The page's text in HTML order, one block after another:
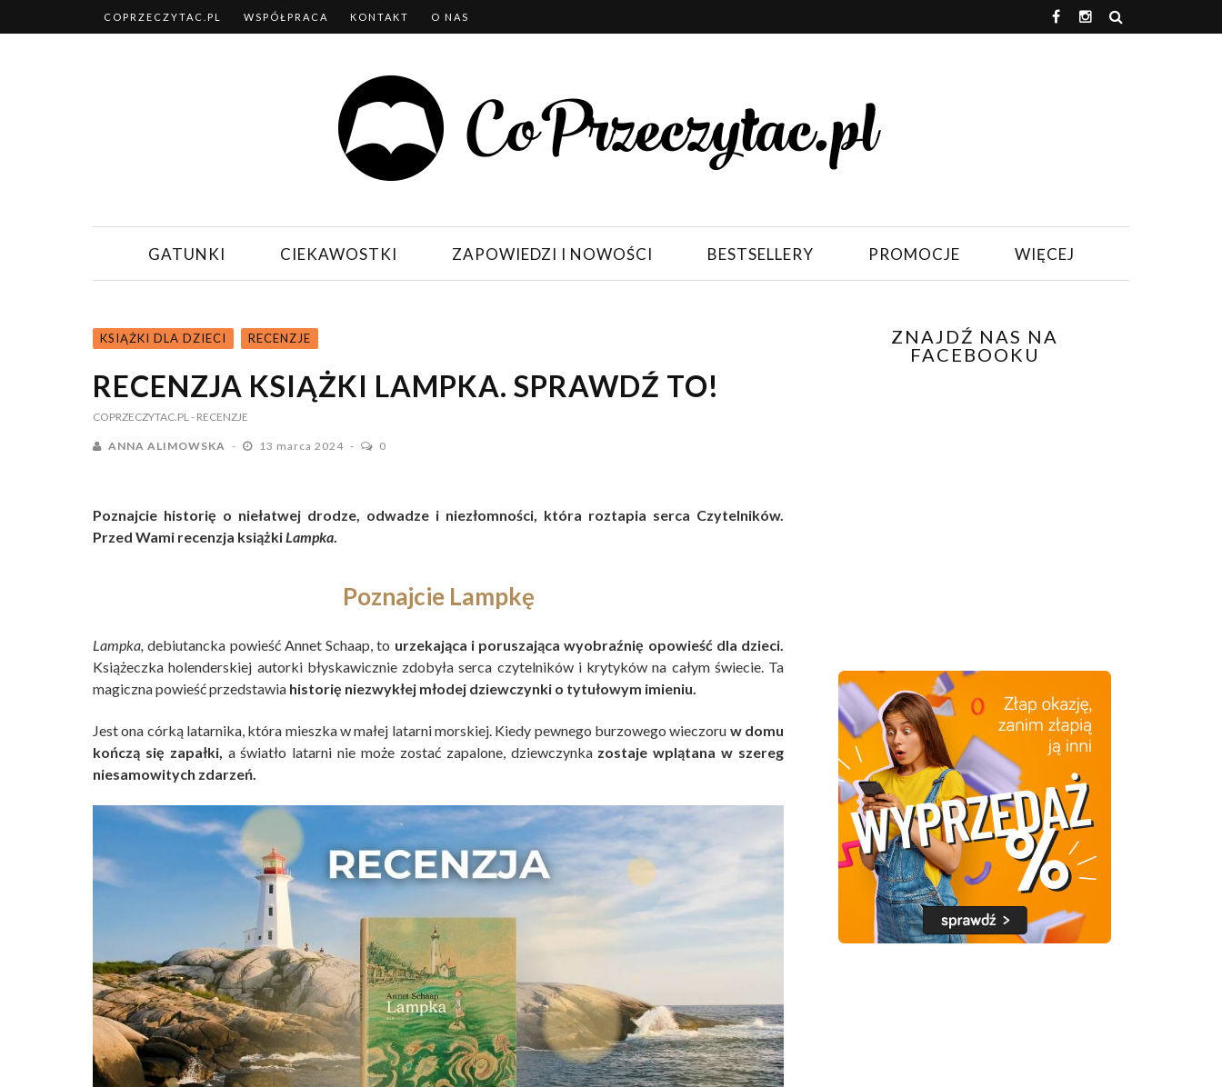
COPRZECZYTAC.PL WSPÓŁPRACA KONTAKT O NAS
GATUNKI CIEKAWOSTKI ZAPOWIEDZI I NOWOŚCI BESTSELLERY PROMOCJE WIĘCEJ
KSIĄŻKI DLA DZIECI RECENZJE
RECENZJA KSIĄŻKI LAMPKA. SPRAWDŹ TO!
COPRZECZYTAC.PL- RECENZJE
ANNA ALIMOWSKA 13 marca 2024 0
Poznajcie historię o niełatwej drodze, odwadze i niezłomności, która roztapia serca Czytelników.
Przed Wami recenzja książkiLampka.
Poznajcie Lampkę
Lampka, debiutancka powieść Annet Schaap, to urzekająca i poruszająca wyobraźnię opowieść dla dzieci.
Książeczka holenderskiej autorki błyskawicznie zdobyła serca czytelników i krytyków na całym świecie. Ta
magiczna powieść przedstawia historię niezwykłej młodej dziewczynki o tytułowym imieniu.
Jest ona córką latarnika, która mieszka w małej latarni morskiej. Kiedy pewnego burzowego wieczoru w domu
kończą się zapałki, a światło latarni nie może zostać zapalone, dziewczynka zostaje wplątana w szereg
niesamowitych zdarzeń.
ZNAJDŹ NAS NA
FACEBOOKU